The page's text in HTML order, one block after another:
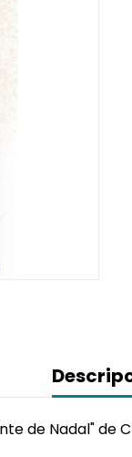
de Nadal" de